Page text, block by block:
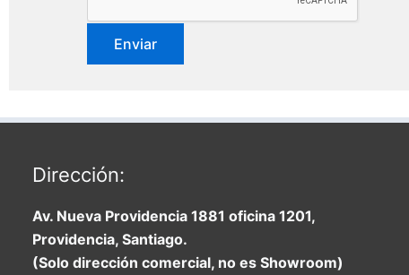
Dirección:
Av. Nueva Providencia 1881 oficina 1201,
Providencia, Santiago.
(Solo dirección comercial, no es Showroom)